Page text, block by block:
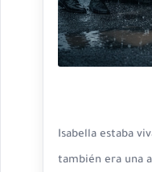
Isabella estaba
también era una